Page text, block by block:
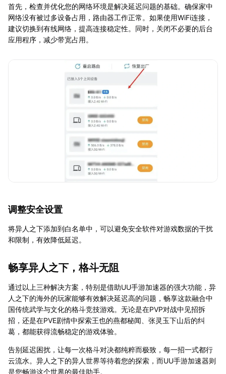
首先，检查并优化您的网络环境是解决延迟问题的基础。确保家中
网络没有被过多设备占用，路由器工作正常。如果使用WiFi连接，
建议切换到有线网络，提高连接稳定性。同时，关闭不必要的后台
应用程序，减少带宽占用。
调整安全设置
将异人之下添加到白名单中，可以避免安全软件对游戏数据的干扰
和限制，有效降低延迟。
畅享异人之下，格斗无阻
通过以上三种解决方案，特别是借助UU手游加速器的强大功能，异
人之下的海外的玩家能够有效解决延迟高的问题，畅享这款融合中
国传统武学与文化的格斗竞技游戏。无论是在PVP对战中见招拆
招，还是在PVE剧情中探索王也的燕都秘闻、张灵玉下山后的纠
葛，都能获得流畅稳定的游戏体验。
告别延迟困扰，让每一次格斗对决都纯粹而极致，每一招一式都行
云流水。异人之下的异人世界等待着您的探索，而UU手游加速器则
是您畅游这个世界的最佳助手。